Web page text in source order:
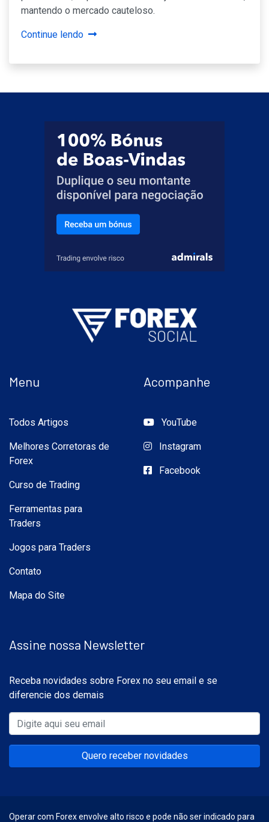
mantendo o mercado cauteloso.
Continue lendo
Menu
Todos Artigos
Melhores Corretoras de
Forex
Curso de Trading
Ferramentas para
Traders
Jogos para Traders
Contato
Mapa do Site
Acompanhe
YouTube
Instagram
Facebook
Assine nossa Newsletter
Receba novidades sobre Forex no seu email e se
diferencie dos demais
Quero receber novidades
Operar com Forex envolve alto risco e pode não ser indicado para